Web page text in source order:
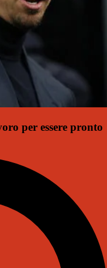
per essere pronto